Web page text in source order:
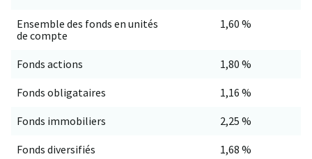
Ensemble des fonds en unités
de compte
1,60 %
Fonds actions 1,80 %
Fonds obligataires 1,16 %
Fonds immobiliers 2,25 %
Fonds diversifiés 1,68 %